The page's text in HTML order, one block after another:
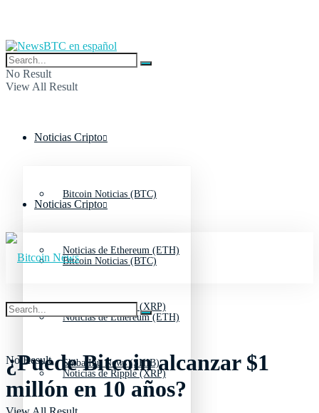
No Result
View All Result
Noticias Cripto
Bitcoin Noticias (BTC)
Noticias de Ethereum (ETH)
Noticias de Ripple (XRP)
Shiba Inu News (SHIB)
Noticias Cripto
Bitcoin Noticias (BTC)
Noticias de Ethereum (ETH)
Noticias de Ripple (XRP)
No Result
¿Puede Bitcoin alcanzar $1
millón en 10 años?